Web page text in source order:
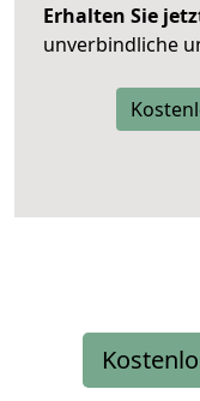
Erhalten Sie
unverbindliche